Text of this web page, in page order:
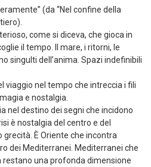
(da “Nel confine della
come si diceva, che gioca in
il tempo. Il mare, i ritorni, le
singulti dell’anima. Spazi indefinibili
viaggio nel tempo che intreccia i fili
e nostalgia.
nel destino dei segni che incidono
è nostalgia del centro e del
grecità. È Oriente che incontra
dei Mediterranei. Mediterranei che
restano una profonda dimensione